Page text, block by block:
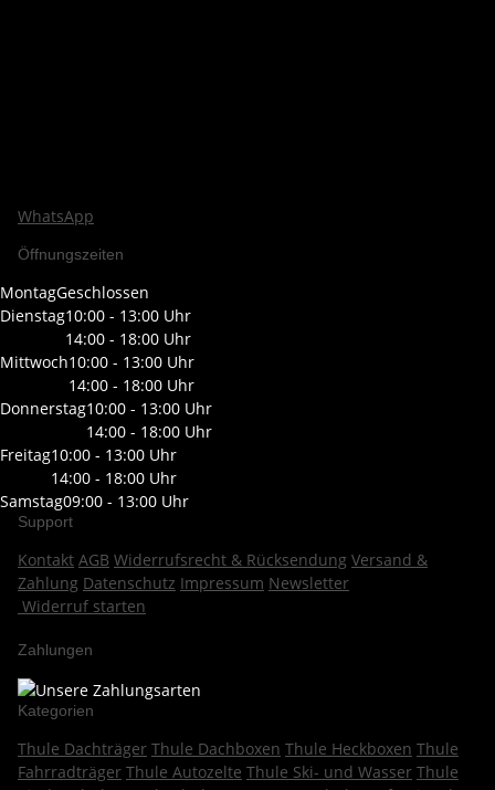
WhatsApp
Öffnungszeiten
MontagGeschlossen
Dienstag10:00 - 13:00 Uhr
14:00 - 18:00 Uhr
Mittwoch10:00 - 13:00 Uhr
14:00 - 18:00 Uhr
Donnerstag10:00 - 13:00 Uhr
14:00 - 18:00 Uhr
Freitag10:00 - 13:00 Uhr
14:00 - 18:00 Uhr
Samstag09:00 - 13:00 Uhr
Support
Kontakt AGB Widerrufsrecht & Rücksendung Versand &
Zahlung Datenschutz Impressum Newsletter
Widerruf starten
Zahlungen
Kategorien
Thule Dachträger Thule Dachboxen Thule Heckboxen Thule
Fahrradträger Thule Autozelte Thule Ski- und Wasser Thule